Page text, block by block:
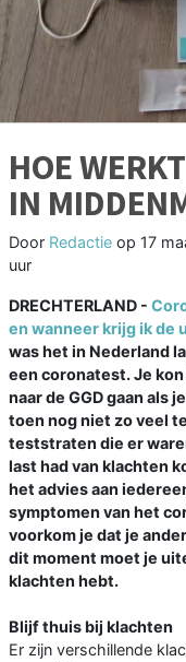
HOE
IN
Door Redactie op 17
uur
DRECHTERLAND -
en wanneer krijg ik de
was het in Nederland
een coronatest. Je
naar de GGD gaan als
toen nog niet zo veel
teststraten die er
last had van klachten
het advies aan
symptomen van het
voorkom je dat je
dit moment moet je
klachten hebt.
Blijf thuis bij klachten
Er zijn verschillende